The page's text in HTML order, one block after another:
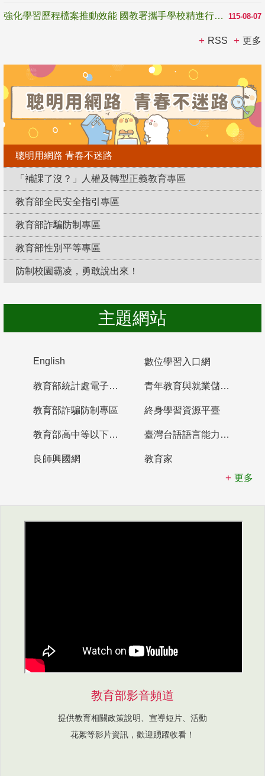
115-08-07
強化學習歷程檔案推動效能 國教署攜手學校精進行政與教學支持
RSS 更多
聰明用網路 青春不迷路
「補課了沒？」人權及轉型正義教育專區
教育部全民安全指引專區
教育部詐騙防制專區
教育部性別平等專區
防制校園霸凌，勇敢說出來！
主題網站
English 數位學習入口網
教育部統計處電子書櫃 青年教育與就業儲蓄帳戶
教育部詐騙防制專區 終身學習資源平臺
教育部高中等以下學校及幼兒園教師資格檢定考試 臺灣台語語言能力認證網站
良師興國網
教育家
更多
教育部影音頻道
提供教育相關政策說明、宣導短片、活動
花絮等影片資訊，歡迎踴躍收看！